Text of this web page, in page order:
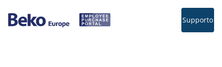
Supporto